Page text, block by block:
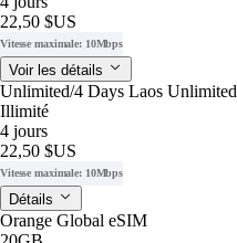
22,50 $US
Vitesse maximale: 10Mbps
Voir les détails
Unlimited/4 Days Laos Unlimited
Illimité
4 jours
22,50 $US
Vitesse maximale: 10Mbps
Détails
Orange Global eSIM